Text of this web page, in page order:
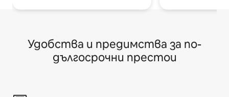
Удобства и предимства за по-
дългосрочни престои